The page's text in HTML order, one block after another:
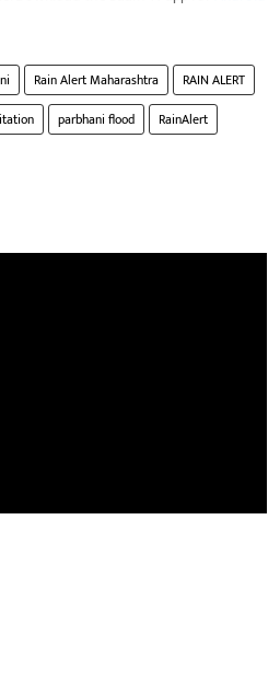
Rain Alert Maharashtra
RAIN ALERT
parbhani flood
RainAlert